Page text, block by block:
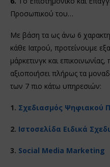
Προσωπικού του…
Με βάση τα ως άνω 6
κάθε Ιατρού, προτείνουμε
μάρκετινγκ και
αξιοποιήσει πλήρως τα
των 7 πιο κάτω υπηρεσιών:
1. Σχεδιασμός Ψηφιακού
2. Ιστοσελίδα Ειδικά
3. Social Media Marketing